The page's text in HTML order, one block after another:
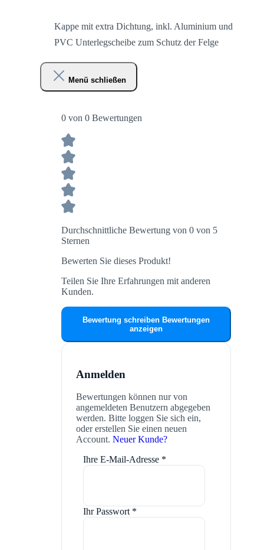
Kappe mit extra Dichtung, inkl. Aluminium und
PVC Unterlegscheibe zum Schutz der Felge
Menü schließen
0 von 0 Bewertungen
Durchschnittliche Bewertung von 0 von 5
Sternen
Bewerten Sie dieses Produkt!
Teilen Sie Ihre Erfahrungen mit anderen
Kunden.
Bewertung schreiben Bewertungen
anzeigen
Anmelden
Bewertungen können nur von
angemeldeten Benutzern abgegeben
werden. Bitte loggen Sie sich ein,
oder erstellen Sie einen neuen
Account. Neuer Kunde?
Ihre E-Mail-Adresse *
Ihr Passwort *